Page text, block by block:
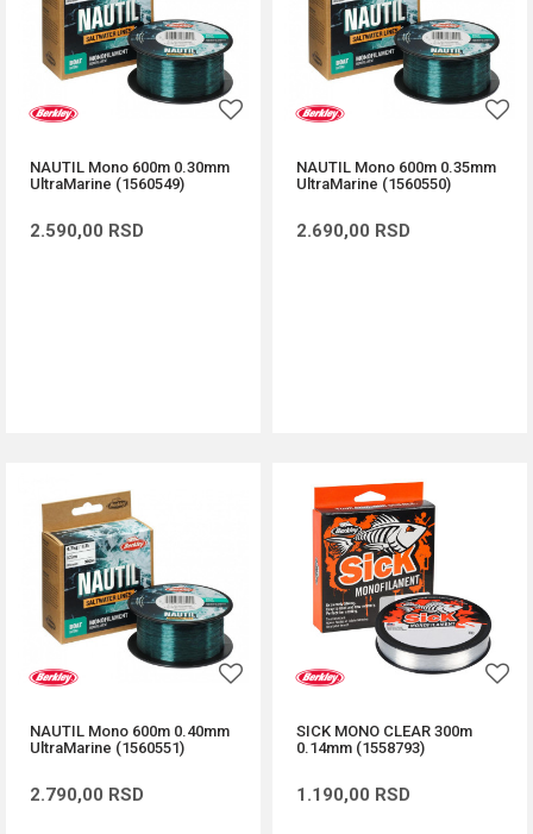
NAUTIL Mono 600m 0.30mm
UltraMarine (1560549)
2.590,00 RSD
NAUTIL Mono 600m 0.35mm
UltraMarine (1560550)
2.690,00 RSD
NAUTIL Mono 600m 0.40mm
UltraMarine (1560551)
2.790,00 RSD
SICK MONO CLEAR 300m
0.14mm (1558793)
1.190,00 RSD